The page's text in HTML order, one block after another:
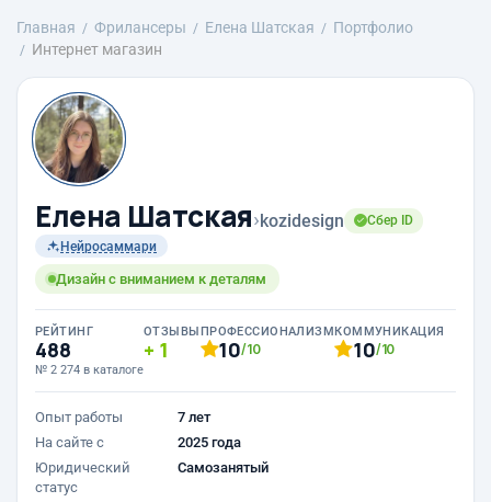
Главная Фрилансеры Елена Шатская
Портфолио
Интернет магазин
Елена Шатская›kozidesign
Сбер ID
Нейросаммари
Дизайн с вниманием к деталям
РЕЙТИНГ
488
№ 2 274 в каталоге
ОТЗЫВЫ
1
ПРОФЕССИОНАЛИЗМ
10/10
КОММУНИКАЦИЯ
10/10
Опыт работы
7 лет
На сайте с
2025 года
Юридический
статус
Самозанятый